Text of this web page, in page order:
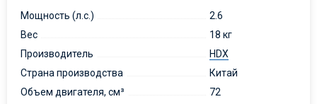
Мощность (л.с.)
2.6
Вес
18 кг
Производитель
HDX
Страна производства
Китай
Объем двигателя, см³
72